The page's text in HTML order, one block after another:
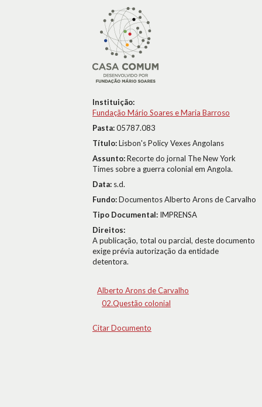
Instituição:
Fundação Mário Soares e Maria Barroso
Pasta:05787.083
Título:Lisbon's Policy Vexes Angolans
Assunto:Recorte do jornal The New York
Times sobre a guerra colonial em Angola.
Data: s.d.
Fundo:Documentos Alberto Arons de Carvalho
Tipo Documental: IMPRENSA
Direitos:
A publicação, total ou parcial, deste documento
exige prévia autorização da entidade
detentora.
Alberto Arons de Carvalho
02.Questão colonial
Citar Documento